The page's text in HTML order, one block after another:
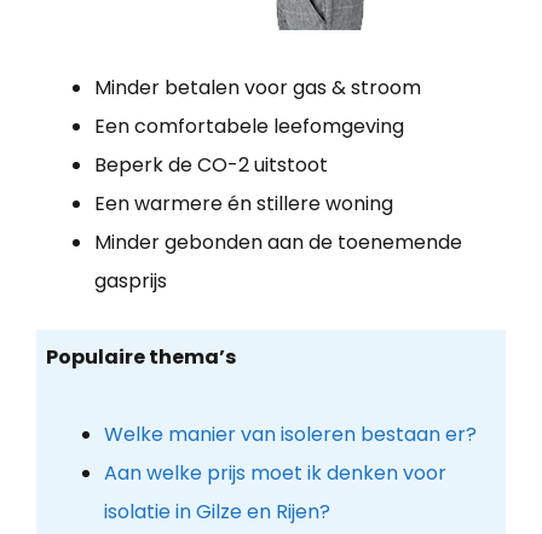
Minder betalen voor gas & stroom
Een comfortabele leefomgeving
Beperk de CO-2 uitstoot
Een warmere én stillere woning
Minder gebonden aan de toenemende
gasprijs
Populaire thema’s
Welke manier van isoleren bestaan er?
Aan welke prijs moet ik denken voor
isolatie in Gilze en Rijen?